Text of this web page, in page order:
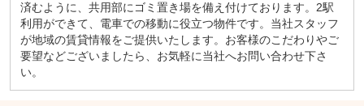
済むように、共用部にゴミ置き場を備え付けております。2駅
利用ができて、電車での移動に役立つ物件です。当社スタッフ
が地域の賃貸情報をご提供いたします。お客様のこだわりやご
要望などございましたら、お気軽に当社へお問い合わせ下さ
い。